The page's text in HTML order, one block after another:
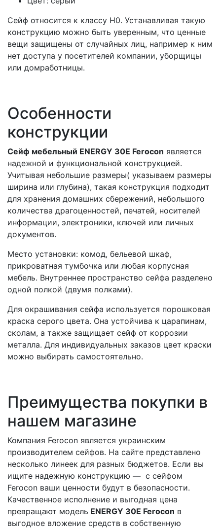
Сейф относится к классу Н0. Устанавливая такую
конструкцию можно быть уверенным, что ценные
вещи защищены от случайных лиц, например к ним
нет доступа у посетителей компании, уборщицы
или домработницы.
Особенности
конструкции
Сейф мебельный ENERGY 30E Ferocon является
надежной и функциональной конструкцией.
Учитывая небольшие размеры( указываем размеры
ширина или глубина), такая конструкция подходит
для хранения домашних сбережений, небольшого
количества драгоценностей, печатей, носителей
информации, электроники, ключей или личных
документов.
Место установки: комод, бельевой шкаф,
прикроватная тумбочка или любая корпусная
мебель. Внутреннее пространство сейфа разделено
одной полкой (двумя полками).
Для окрашивания сейфа используется порошковая
краска серого цвета. Она устойчива к царапинам,
сколам, а также защищает сейф от коррозии
металла. Для индивидуальных заказов цвет краски
можно выбирать самостоятельно.
Преимущества покупки в
нашем магазине
Компания Ferocon является украинским
производителем сейфов. На сайте представлено
несколько линеек для разных бюджетов. Если вы
ищите надежную конструкцию — с сейфом
Ferocon ваши ценности будут в безопасности.
Качественное исполнение и выгодная цена
превращают модель ENERGY 30E Ferocon в
выгодное вложение средств в собственную